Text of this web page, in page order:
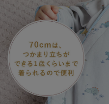
ベビー アウター
ベビー セットアップ
スタイ・よだれかけ（新生児・ベビー
ベビー帽子（新生児・乳児）
新生児スリーパー・ベビーパジャマ
メモリアルグッズ
授乳・調乳・お食事
哺乳瓶
赤ちゃん 洗剤・洗濯用品・お掃除
赤ちゃん お風呂・ベビースキンケア
袴ロンパース特集
Tシャツブラ
ブラトップ
親子セット
快適機能ウェア特集 トップス
快適機能ウェア特集 ボトムス